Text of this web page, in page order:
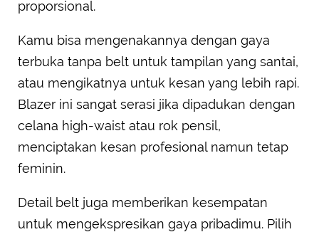
proporsional.
Kamu bisa mengenakannya dengan gaya
terbuka tanpa belt untuk tampilan yang santai,
atau mengikatnya untuk kesan yang lebih rapi.
Blazer ini sangat serasi jika dipadukan dengan
celana high-waist atau rok pensil,
menciptakan kesan profesional namun tetap
feminin.
Detail belt juga memberikan kesempatan
untuk mengekspresikan gaya pribadimu. Pilih